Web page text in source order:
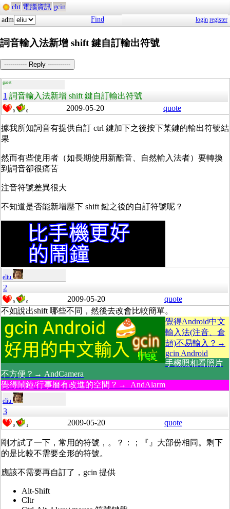
cht 電腦資訊 gcin
adm
Find login register
詞音輸入法新增 shift 鍵自訂輸出符號
----------- Reply -----------
guest
1 詞音輸入法新增 shift 鍵自訂輸出符號
0 0 2009-05-20 quote
據我所知詞音有提供自訂 ctrl 鍵加下之後按下某鍵的輸出符號結
果
然而有些使用者（如長期使用新酷音、自然輸入法者）要轉換
到詞音卻很痛苦
注音符號差異很大
不知道是否能新增壓下 shift 鍵之後的自訂符號呢？
eliu
2
0 0 2009-05-20
quote
不如說出shift 哪些不同，然後去改會比較簡單。
覺得Android中文
輸入法(注音、倉
頡)不易輸入？→
gcin Android
手機照相看照片
不方便？→ AndCamera
覺得鬧鐘/行事曆有改進的空間？→ AndAlarm
eliu
3
0 1 2009-05-20 quote
剛才試了一下，常用的符號，。？：；『』大部份相同。剩下
的是比較不需要全形的符號。
應該不需要再自訂了，gcin 提供
Alt-Shift
Cltr